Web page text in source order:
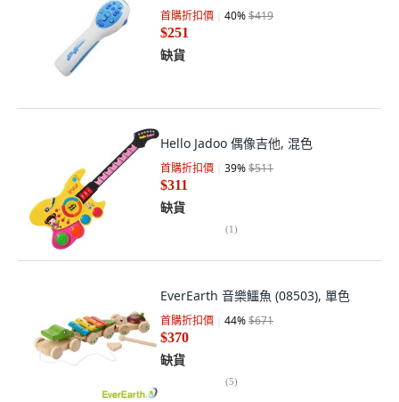
首購折扣價 40%$419
$251
缺貨
Hello Jadoo 偶像吉他, 混色
首購折扣價 39%$511
$311
缺貨
(1)
EverEarth 音樂鱷魚 (08503), 單色
首購折扣價 44%$671
$370
缺貨
(5)